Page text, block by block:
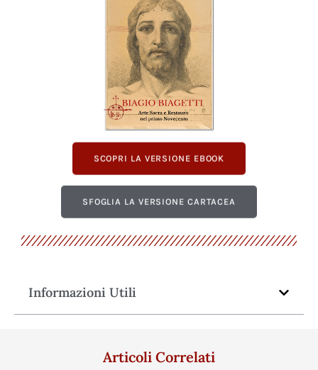
SCOPRI LA VERSIONE EBOOK
SFOGLIA LA VERSIONE CARTACEA
Informazioni Utili
Articoli Correlati